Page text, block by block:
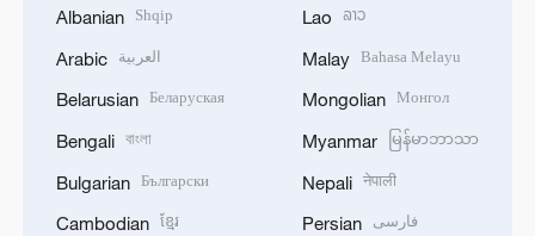
Albanian Shqip
Arabic العربية
Belarusian Беларуская
Bengali বাংলা
Bulgarian Български
Cambodian ខ្មែរ
Lao ລາວ
Malay Bahasa Melayu
Mongolian Монгол
Myanmar မြန်မာဘာသာ
Nepali नेपाली
Persian فارسی